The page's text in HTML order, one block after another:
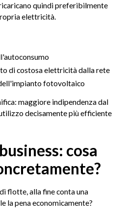
quindi preferibilmente
elettricità.
di costosa elettricità dalla rete
fotovoltaico
maggiore indipendenza dal
decisamente più efficiente
cosa
flotte, alla fine conta una
la pena economicamente?